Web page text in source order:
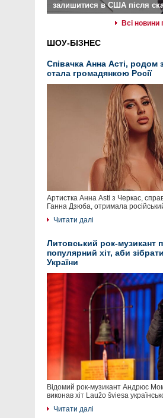
залишитися в США після
Всі новини
ШОУ-БІЗНЕС
Співачка Анна Асті, родом
стала громадянкою Росії
Артистка Анна Asti з Черкас,
Ганна Дзюба, отримала
Читати далі
Литовський рок-музикант
популярний хіт, аби
України
Відомий рок-музикант Андрюс
виконав хіт Laužo šviesa
Читати далі